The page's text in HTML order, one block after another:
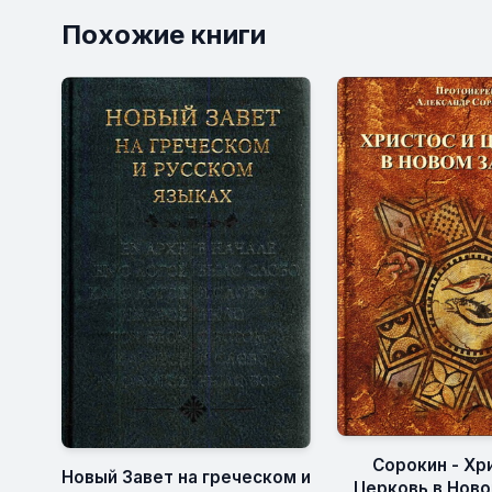
Похожие книги
Новый Завет на греческом и
Сорокин -